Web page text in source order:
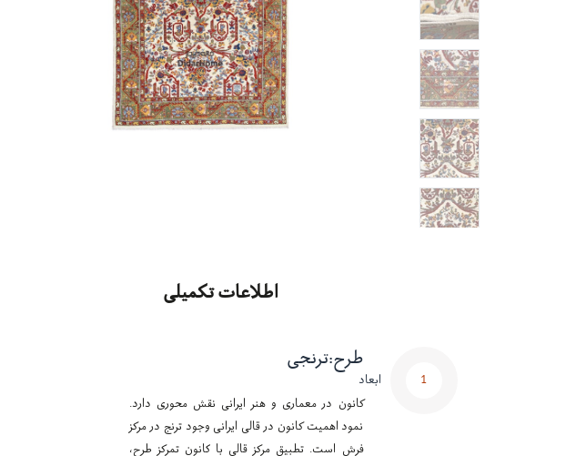
اطلاعات تکمیلی
1 ابعاد
طرح:ترنجی
کانون در معماری و هنر ایرانی نقش محوری دارد.
نمود اهمیت کانون در قالی ایرانی وجود ترنج در مرکز
فرش است. تطبیق مرکز قالی با کانون تمرکز طرح،